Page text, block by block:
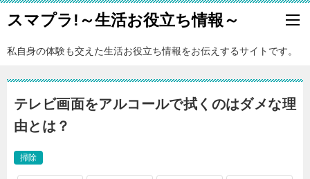
スマプラ!～生活お役立ち情報～
私自身の体験も交えた生活お役立ち情報をお伝えするサイトです。
テレビ画面をアルコールで拭くのはダメな理
由とは？
掃除